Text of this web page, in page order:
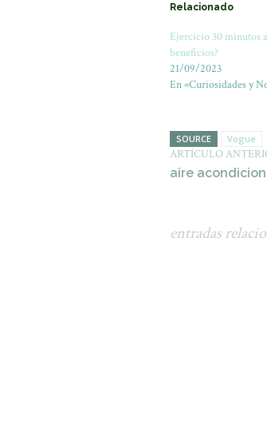
Relacionado
Ejercicio 30 minutos
beneficios?
21/09/2023
En «Curiosidades y
SOURCE Vogue
ARTÍCULO
aire
entradas